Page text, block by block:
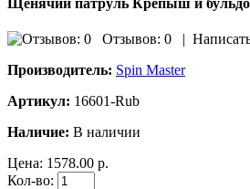
Отзывов: 0 |
Производитель: Spin Master
Артикул: 16601-Rub
Наличие: В наличии
Цена: 1578.00 р.
Кол-во: